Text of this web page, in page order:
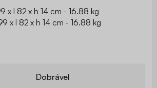
x l 82 x h 14 cm - 16.88 kg
x l 82 x h 14 cm - 16.88 kg
Dobrável